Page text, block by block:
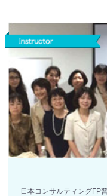
日本コンサルティングFP